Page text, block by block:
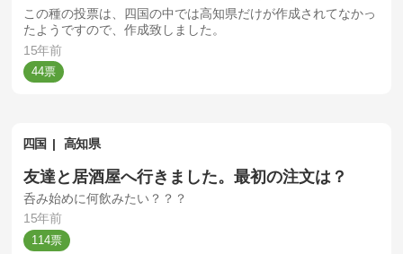
この種の投票は、四国の中では高知県だけが作成されてなかっ
たようですので、作成致しました。
15年前
44
四国 高知県
友達と居酒屋へ行きました。最初の注文は？
呑み始めに何飲みたい？？？
15年前
114